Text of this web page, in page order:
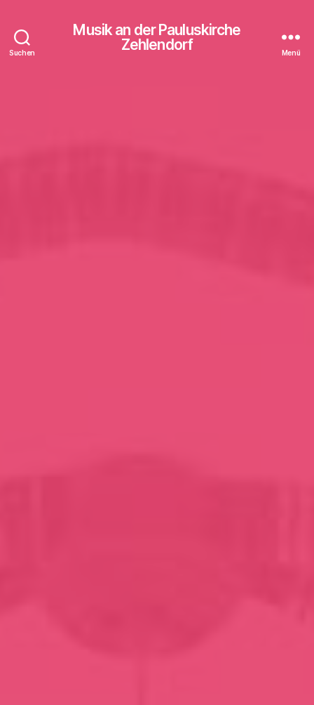
Suchen
Musik an der Pauluskirche
Zehlendorf
Menü